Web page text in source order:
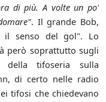
di più. A volte un po'
. Il grande Bob,
il senso del gol". Lo
però soprattutto sugli
tifoseria sulla
di certo nelle radio
tifosi che chiedevano